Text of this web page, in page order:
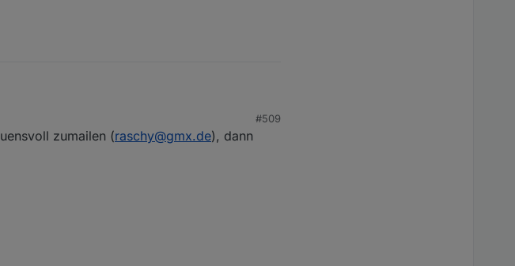
das Problem näher geschildert. Am besten ein
#509
zumailen (raschy@gmx.de), dann